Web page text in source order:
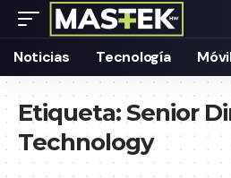
Noticias Tecnología
Etiqueta:Senior
Technology